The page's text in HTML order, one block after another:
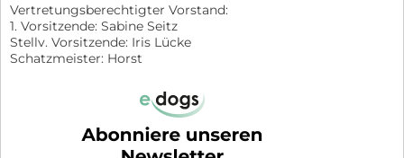
Vertretungsberechtigter Vorstand:
1. Vorsitzende: Sabine Seitz
Stellv. Vorsitzende: Iris Lücke
Schatzmeister: Horst